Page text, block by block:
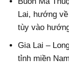
Lai, hướng
tùy vào
Gia Lai –
tỉnh miền